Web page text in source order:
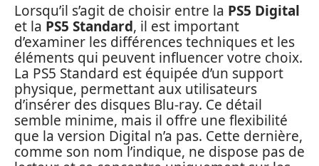
Lorsqu’il s’agit de choisir entre la PS5 Digital
et la PS5 Standard, il est important
d’examiner les différences techniques et les
éléments qui peuvent influencer votre choix.
La PS5 Standard est équipée d’un support
physique, permettant aux utilisateurs
d’insérer des disques Blu-ray. Ce détail
semble minime, mais il offre une flexibilité
que la version Digital n’a pas. Cette dernière,
comme son nom l’indique, ne dispose pas de